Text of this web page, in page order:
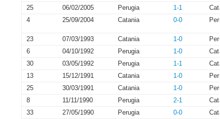
25
06/02/2005 Perugia 1-1
4
25/09/2004 Catania 0-0
23 07/03/1993 Catania 1-0
6
04/10/1992 Perugia 1-0
30
03/05/1992 Perugia 1-1
13
15/12/1991 Catania 1-0
25
30/03/1991 Catania 1-0
8
11/11/1990 Perugia 2-1
33
27/05/1990 Perugia 0-0